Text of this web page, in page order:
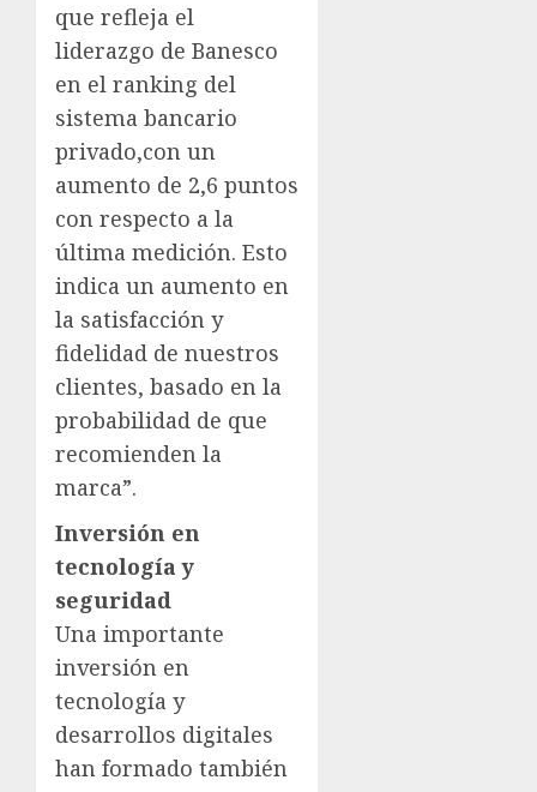
que refleja el
liderazgo de Banesco
en el ranking del
sistema bancario
privado,con un
aumento de 2,6 puntos
con respecto a la
última medición. Esto
indica un aumento en
la satisfacción y
fidelidad de nuestros
clientes, basado en la
probabilidad de que
recomienden la
marca”.
Inversión en
tecnología y
seguridad
Una importante
inversión en
tecnología y
desarrollos digitales
han formado también